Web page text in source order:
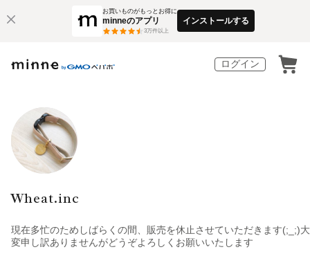
お買いものがもっとお得に
minneのアプリ
3万件以上
インストールする
ログイン
Wheat.inc
現在多忙のためしばらくの間、販売を休止させていただきます(;_;)大
変申し訳ありませんがどうぞよろしくお願いいたします